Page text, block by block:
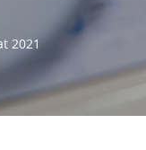
2021